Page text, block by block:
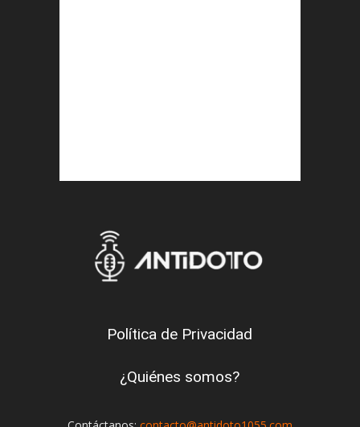
Política de Privacidad
¿Quiénes somos?